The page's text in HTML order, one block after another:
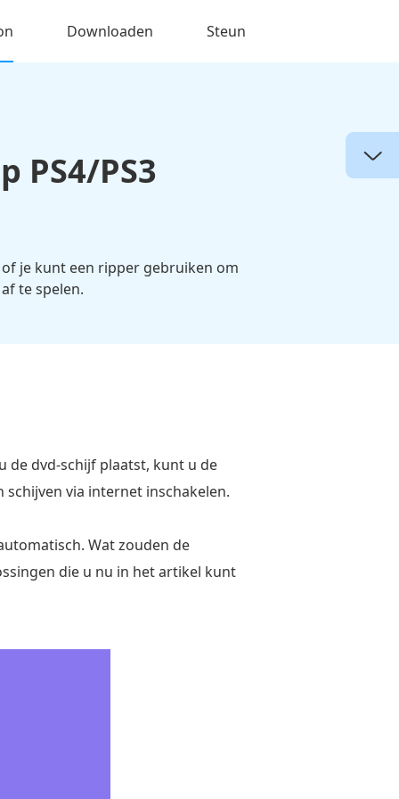
Downloaden Steun
PS4/PS3
je kunt een ripper gebruiken om
te spelen.
de dvd-schijf plaatst, kunt u de
via internet inschakelen.
Wat zouden de
die u nu in het artikel kunt